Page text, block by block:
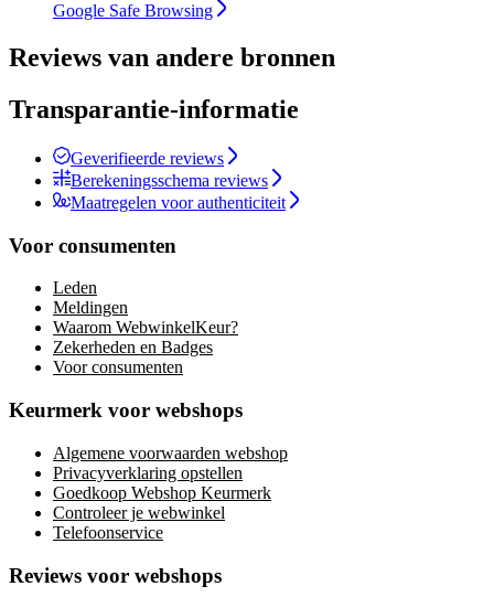
Google Safe Browsing
Reviews van andere bronnen
Transparantie-informatie
Geverifieerde reviews
Berekeningsschema reviews
Maatregelen voor authenticiteit
Voor consumenten
Leden
Meldingen
Waarom WebwinkelKeur?
Zekerheden en Badges
Voor consumenten
Keurmerk voor webshops
Algemene voorwaarden webshop
Privacyverklaring opstellen
Goedkoop Webshop Keurmerk
Controleer je webwinkel
Telefoonservice
Reviews voor webshops